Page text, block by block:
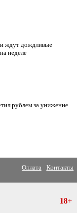
ждут дождливые
неделе
рублем за унижение
Оплата Контакты
18+